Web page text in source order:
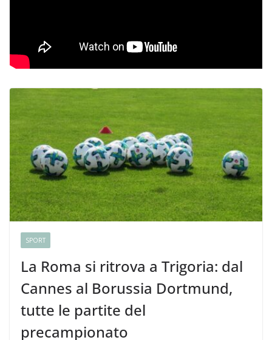
SPORT
La Roma si ritrova a Trigoria: dal
Cannes al Borussia Dortmund,
tutte le partite del
precampionato